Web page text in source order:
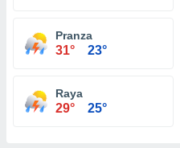
Pranza
31° 23°
Raya
29° 25°